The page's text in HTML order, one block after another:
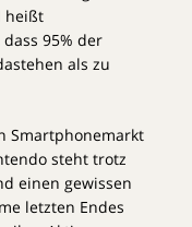
heißt
95% der
als zu
Smartphonemarkt
steht trotz
einen gewissen
letzten Endes